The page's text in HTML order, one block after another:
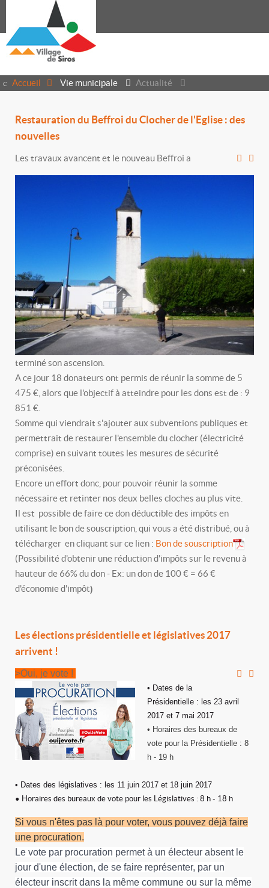
Accueil Vie municipale Actualité
Restauration du Beffroi du Clocher de l'Eglise : des
nouvelles
Les travaux avancent et le nouveau Beffroi a
terminé son ascension.
A ce jour 18 donateurs ont permis de réunir la somme de 5
475 €, alors que l'objectif à atteindre pour les dons est de : 9
851 €.
Somme qui viendrait s'ajouter aux subventions publiques et
permettrait de restaurer l'ensemble du clocher (électricité
comprise) en suivant toutes les mesures de sécurité
préconisées.
Encore un effort donc, pour pouvoir réunir la somme
nécessaire et retinter nos deux belles cloches au plus vite.
Il est possible de faire ce don déductible des impôts en
utilisant le bon de souscription, qui vous a été distribué, ou à
télécharger en cliquant sur ce lien : Bon de souscription
(Possibilité d'obtenir une réduction d'impôts sur le revenu à
hauteur de 66% du don - Ex: un don de 100 € = 66 €
d'économie d'impôt)
Les élections présidentielle et législatives 2017
arrivent !
>Oui, je vote !
• Dates de la
Présidentielle : les 23 avril
2017 et 7 mai 2017
• Horaires des bureaux de
vote pour la Présidentielle : 8
h - 19 h
• Dates des législatives : les 11 juin 2017 et 18 juin 2017
• Horaires des bureaux de vote pour les Législatives : 8 h - 18 h
Si vous n'êtes pas là pour voter, vous pouvez déjà faire
une procuration.
Le vote par procuration permet à un électeur absent le
jour d'une élection, de se faire représenter, par un
électeur inscrit dans la même commune ou sur la même